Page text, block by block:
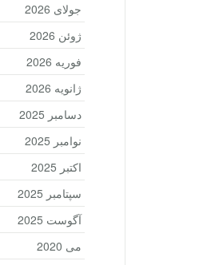
جولای 2026
ژوئن 2026
فوریه 2026
ژانویه 2026
دسامبر 2025
نوامبر 2025
اکتبر 2025
سپتامبر 2025
آگوست 2025
می 2020